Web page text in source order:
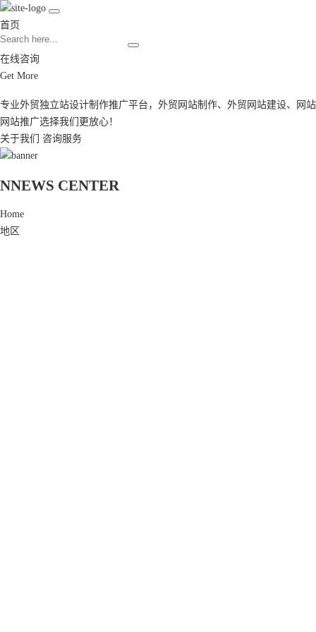
首页
在线咨询
Get More
专业外贸独立站设计制作推广平台， 外贸网站制作、 外贸网站建设、
网站
网站推广选择我们更放心！
关于我们
咨询服务
NNEWS CENTER
Home
地区